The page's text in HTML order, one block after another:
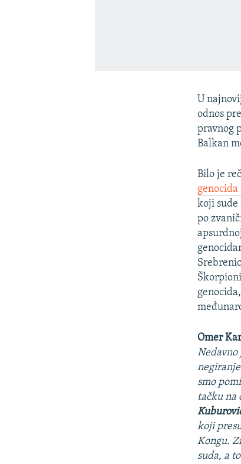
U
odnos
pravnog
Balkan
Bilo je
genocida
koji sude
po
Omer
Nedavno
smo
tačku na
koji
Kongu.
suda, a